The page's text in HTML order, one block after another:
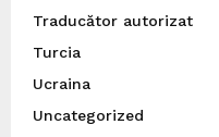
Traducător autorizat
Turcia
Ucraina
Uncategorized